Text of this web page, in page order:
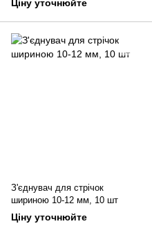
Ціну уточнюйте
З'єднувач для стрічок
шириною 10-12 мм, 10 шт
Ціну уточнюйте